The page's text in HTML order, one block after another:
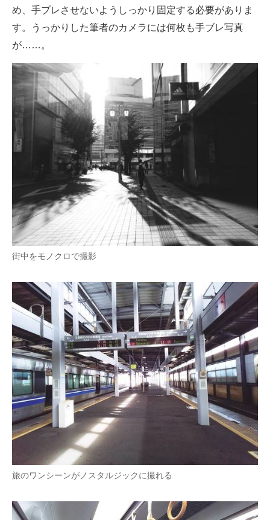
め、手ブレさせないようしっかり固定する必要がありま
す。うっかりした筆者のカメラには何枚も手ブレ写真
が……。
街中をモノクロで撮影
旅のワンシーンがノスタルジックに撮れる